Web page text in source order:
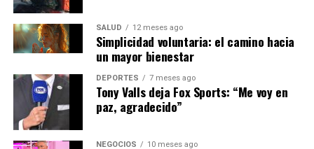
“Este fallo podría sentar un
precedente importante
para casos similares en el
futuro. La justicia electoral
debe equilibrar la
transparencia con la
SALUD 12 meses ago
Simplicidad voluntaria: el camino hacia
un mayor bienestar
DEPORTES 7 meses ago
Tony Valls deja Fox Sports: “Me voy en
paz, agradecido”
NEGOCIOS 10 meses ago